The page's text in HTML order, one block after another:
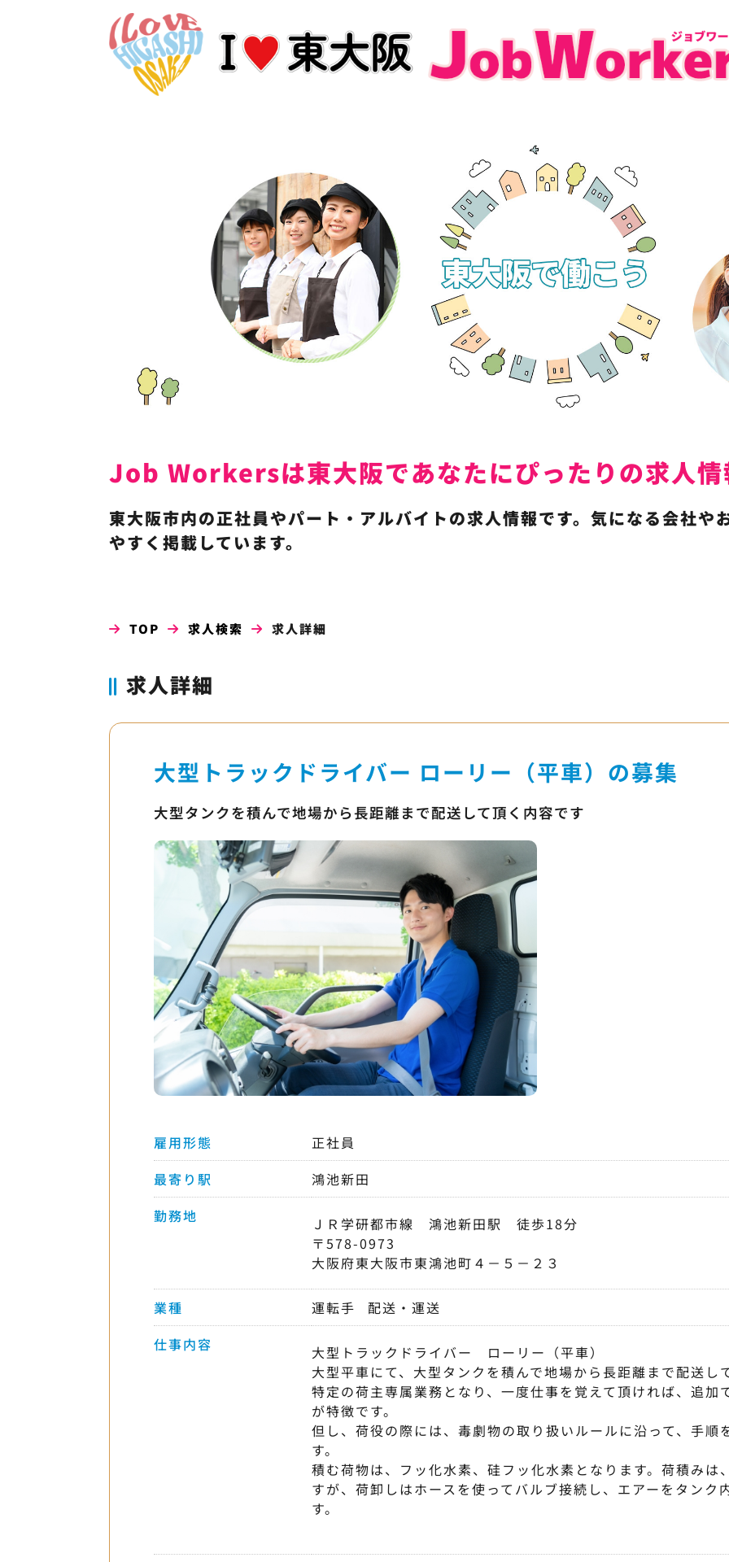
Job Workersは東大阪であなたにぴったりの求人情
東大阪市内の正社員やパート・アルバイトの求人情報です。気になる会社や
やすく掲載しています。
TOP 求人検索 求人詳細
求人詳細
大型トラックドライバー ローリー（平車）の募集
大型タンクを積んで地場から長距離まで配送して頂く内容です
雇用形態
正社員
最寄り駅
鴻池新田
勤務地
ＪＲ学研都市線 鴻池新田駅 徒歩18分
〒578-0973
大阪府東大阪市東鴻池町４－５－２３
業種 運転手
配送・運送
仕事内容
大型トラックドライバー ローリー（平車）
大型平車にて、大型タンクを積んで地場から長距離まで配送し
特定の荷主専属業務となり、一度仕事を覚えて頂ければ、追加
が特徴です。
但し、荷役の際には、毒劇物の取り扱いルールに沿って、手順
す。
積む荷物は、フッ化水素、硅フッ化水素となります。荷積みは
すが、荷卸しはホースを使ってバルブ接続し、エアーをタンク
す。